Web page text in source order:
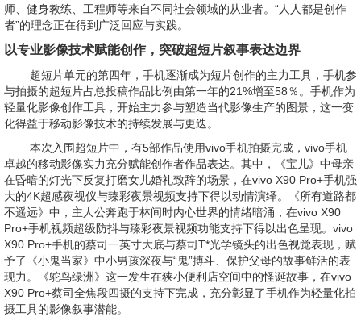
师、健身教练、工程师等来自不同社会领域的从业者。“人人都是创作
者”的理念正在得到广泛回应与实践。
以专业影像技术赋能创作，突破超短片叙事表达边界
超短片单元的第四年，手机逐渐成为短片创作的主力工具，手机参
与拍摄的超短片占总投稿作品比例由第一年的21%增至58％。手机作为
轻量化影像创作工具，开始主力参与塑造当代影像生产的图景，这一变
化得益于移动影像技术的持续发展与更迭。
本次入围超短片中，有5部作品使用vivo手机拍摄完成，vivo手机
卓越的移动影像实力充分赋能创作者作品表达。其中，《宝儿》中母亲
在昏暗的灯光下反复打磨女儿婚礼致辞的场景，在vivo X90 Pro+手机强
大的4K超感夜视仪与臻彩夜景视频支持下得以动情演绎。《所有道路都
不遥远》中，主人公奔跑于林间时内心世界的情绪暗涌，在vivo X90
Pro+手机视频超级防抖与臻彩夜景视频功能支持下得以出色呈现。vivo
X90 Pro+手机的蔡司一英寸大底与蔡司T*光学镜头的出色视觉表现，赋
予了《小鬼当家》中小男孩深夜与“鬼”搏斗、保护父母的故事鲜活的表
现力。《鸵鸟绿洲》这一发生在狭小便利店空间中的怪诞故事，在vivo
X90 Pro+蔡司全焦段四摄的支持下完成，充分彰显了手机作为轻量化拍
摄工具的影像叙事潜能。